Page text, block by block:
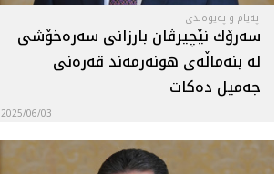
پەیام و پەیوەندی
سه‌رۆك نێچيرڤان بارزانى سه‌ره‌خۆشى
له‌ بنه‌ماڵه‌ى هونه‌رمه‌ند قەرەنى
جه‌ميل ده‌كات
2025/06/03